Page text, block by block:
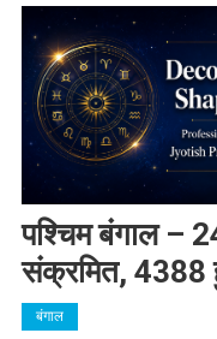
पश्चिम बंगाल –
संक्रमित, 4388
बंगाल